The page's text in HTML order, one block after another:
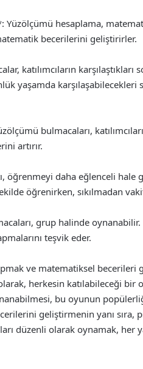
hesaplama,
becerilerini geliştirirler.
katılımcıların karşılaştıkları
yaşamda karşılaşabilecekleri
bulmacaları,
artırır.
daha eğlenceli hale
öğrenirken, sıkılmadan
grup halinde oynanabilir.
teşvik eder.
ve matematiksel becerileri
herkesin katılabileceği bir
bu oyunun
geliştirmenin yanı sıra,
düzenli olarak oynamak, her